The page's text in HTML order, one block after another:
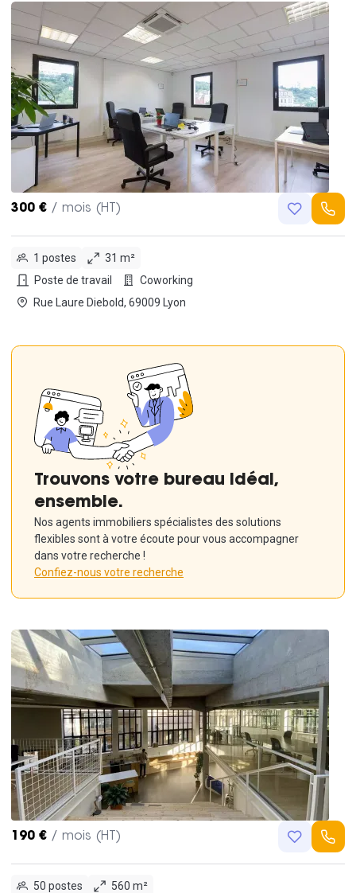
300 € / mois (HT)
1 postes
31 m²
Poste de travail
Coworking
Rue Laure Diebold, 69009 Lyon
Trouvons votre bureau idéal,
ensemble.
Nos agents immobiliers spécialistes des solutions
flexibles sont à votre écoute pour vous accompagner
dans votre recherche !
Confiez-nous votre recherche
190 € / mois (HT)
50 postes
560 m²